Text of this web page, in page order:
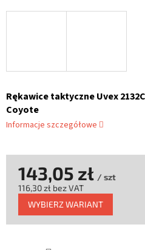
Rękawice taktyczne Uvex
Coyote
Informacje szczegółowe
143,05 zł / szt
116,30 zł bez VAT
Cena
jednostkowa:
WYBIERZ WARIANT